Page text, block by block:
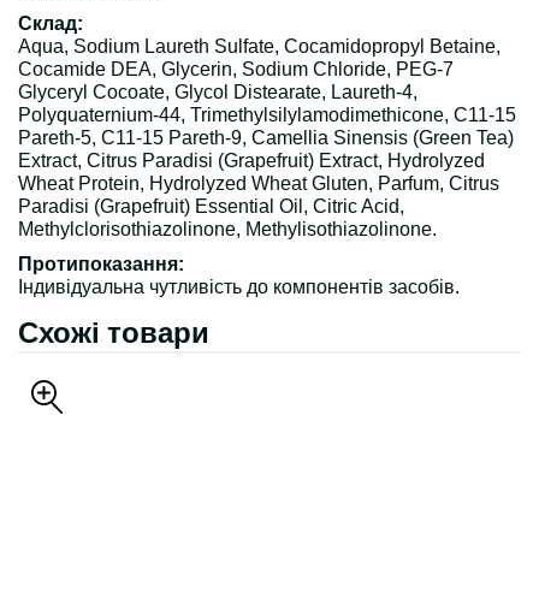
Склад:
Aqua, Sodium Laureth Sulfate, Cocamidоpropyl Betaine,
Cocamide DEA, Glycerin, Sodium Сhloride, PEG-7
Glyceryl Cocoate, Glycol Distearate, Laureth-4,
Polyquaternium-44, Trimethylsilylamodimethicone, C11-15
Pareth-5, C11-15 Pareth-9, Camellia Sinensis (Green Tea)
Extract, Citrus Paradisi (Grapefruit) Extract, Hydrolyzed
Wheat Protein, Hydrolyzed Wheat Gluten, Parfum, Citrus
Paradisi (Grapefruit) Essential Oil, Citric Acid,
Methylclorisothiazolinone, Methylisothiazolinone.
Протипоказання:
Індивідуальна чутливість до компонентів засобів.
Схожі товари